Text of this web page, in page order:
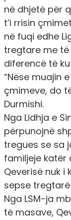
në dhjetë për
t’i rrisin
në fuqi edhe
tregtare me të
diferencë të
“Nëse muajin
çmimeve, do
Durmishi.
Nga Lidhja e
përpunojnë
tregues se sa
familjeje katër
Qeverisë nuk
sepse
Nga LSM-ja
të masave,